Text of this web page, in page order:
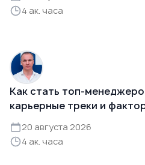
4 ак. часа
Как стать топ-
карьерные треки и
20 августа 2026
4 ак. часа